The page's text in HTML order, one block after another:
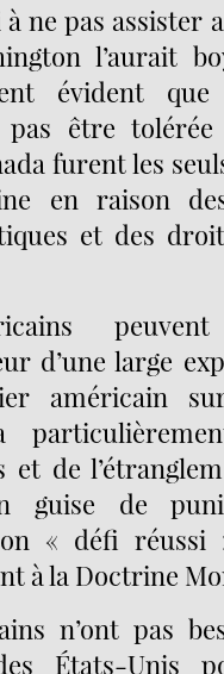
ne pas assister
l’aurait
évident que
pas être
furent les
en raison
et des
d’une large
américain
de
guise de
« défi
à la Doctrine
n’ont pas
États-Unis